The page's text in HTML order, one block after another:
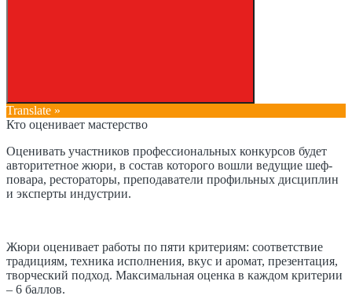
Translate »
Кто оценивает мастерство
Оценивать участников профессиональных конкурсов будет
авторитетное жюри, в состав которого вошли ведущие шеф-
повара, рестораторы, преподаватели профильных дисциплин
и эксперты индустрии.
Жюри оценивает работы по пяти критериям: соответствие
традициям, техника исполнения, вкус и аромат, презентация,
творческий подход. Максимальная оценка в каждом критерии
– 6 баллов.